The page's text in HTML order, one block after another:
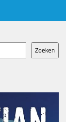
Zoeken